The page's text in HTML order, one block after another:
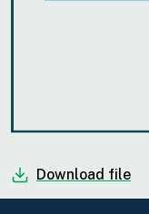
Download file